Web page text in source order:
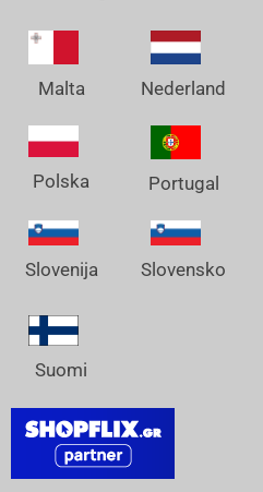
Malta Nederland
Polska Portugal
Slovenija Slovensko
Suomi